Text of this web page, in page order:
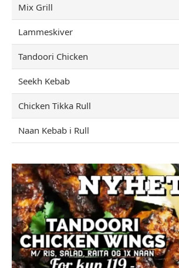
Mix Grill
Lammeskiver
Tandoori Chicken
Seekh Kebab
Chicken Tikka Rull
Naan Kebab i Rull